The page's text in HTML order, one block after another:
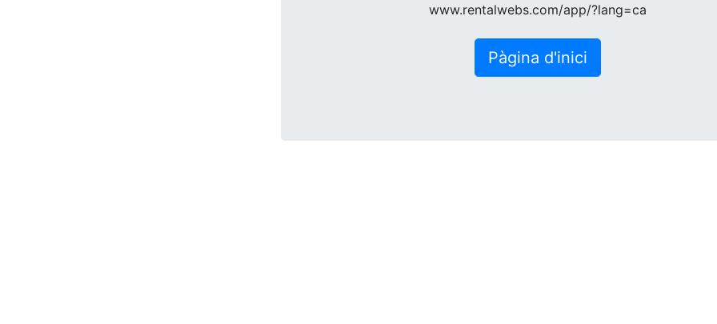
www.rentalwebs.com/app/?lang=ca
Pàgina d'inici